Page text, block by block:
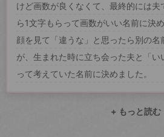
けど画数が良くなくて、最終的には
ら1文字もらって画数がいい名前に決
顔を見て「違うな」と思ったら別の名
が、生まれた時に立ち会った夫と「い
って考えていた名前に決めました。
+ もっと読む